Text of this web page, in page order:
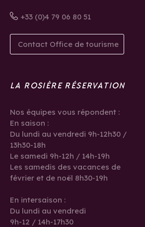
+33 (0)4 79 06 80 51
Contact Office de tourisme
LA ROSIÈRE RÉSERVATION
Nos équipes vous répondent :
En saison :
Du lundi au vendredi 9h-12h30 /
13h30-18h
Le samedi 9h-12h / 14h-19h
Les samedis des vacances de
février et de noël 8h30-19h
En intersaison :
Du lundi au vendredi
9h-12 / 14h-17h30